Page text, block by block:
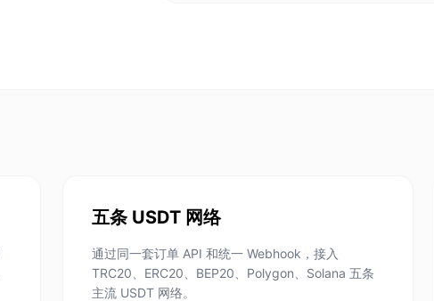
五条 USDT 网络
通过同一套订单 API 和统一 Webhook，接入
TRC20、ERC20、BEP20、Polygon、Solana 五条
主流 USDT 网络。